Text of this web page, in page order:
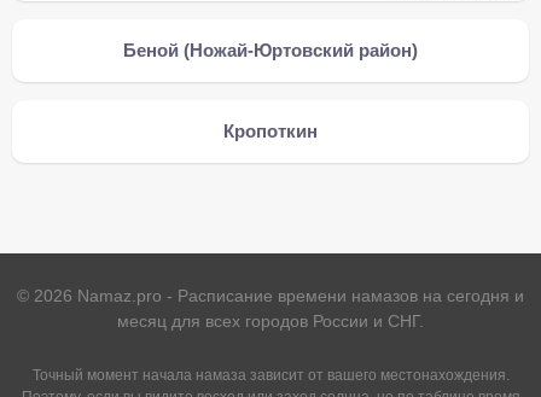
Беной (Ножай-Юртовский район)
Кропоткин
© 2026 Namaz.pro - Расписание времени намазов на сегодня и
месяц для всех городов России и СНГ.
Точный момент начала намаза зависит от вашего местонахождения.